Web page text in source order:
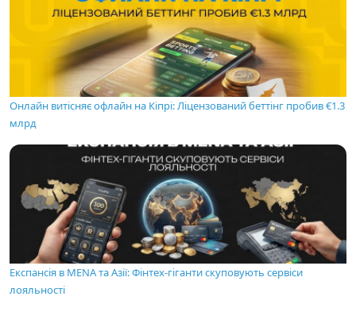
Онлайн витісняє офлайн на Кіпрі: Ліцензований беттінг пробив €1.3
млрд
Експансія в MENA та Азії: Фінтех-гіганти скуповують сервіси
лояльності